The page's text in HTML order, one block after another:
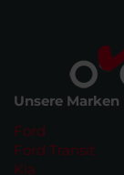
Unsere Marken
Ford
Ford Transit
Kia